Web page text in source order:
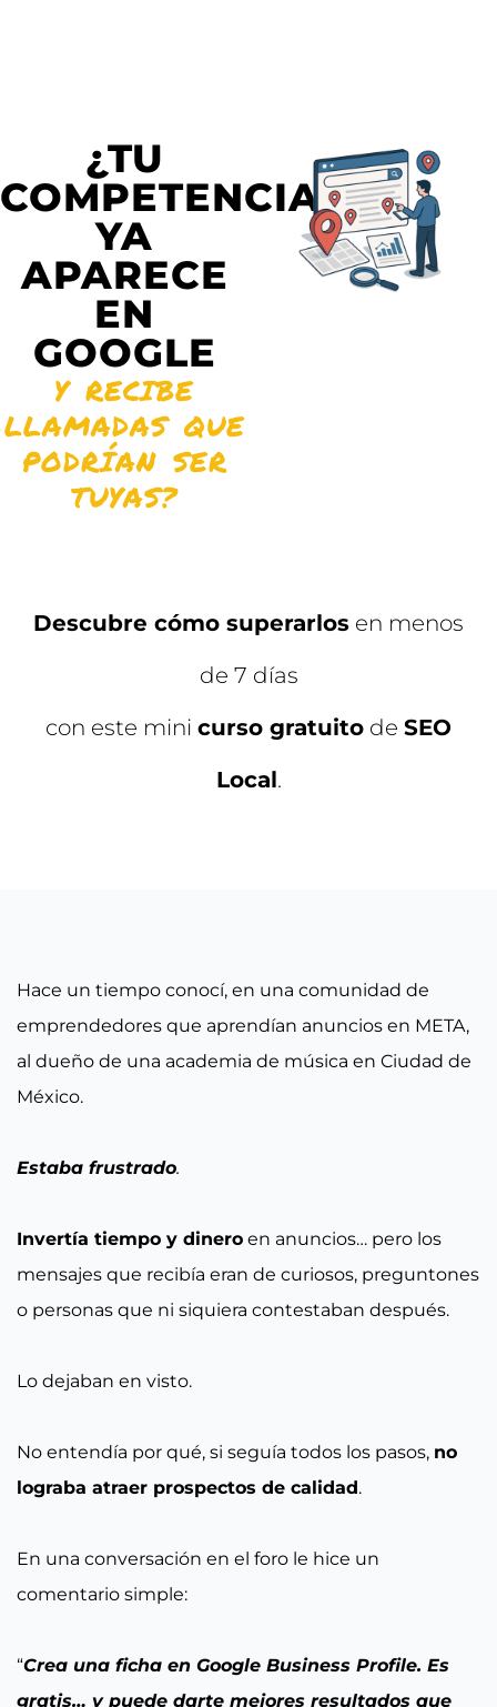
¿TU
COMPETENCIA
YA
APARECE
EN
GOOGLE
Y RECIBE
LLAMADAS QUE
PODRÍAN SER
TUYAS?
Descubre cómo superarlos en menos
de 7 días
con este mini curso gratuito de SEO
Local.
Hace un tiempo conocí, en una comunidad de
emprendedores que aprendían anuncios en META,
al dueño de una academia de música en Ciudad de
México.
Estaba frustrado.
Invertía tiempo y dinero en anuncios… pero los
mensajes que recibía eran de curiosos, preguntones
o personas que ni siquiera contestaban después.
Lo dejaban en visto.
No entendía por qué, si seguía todos los pasos, no
lograba atraer prospectos de calidad.
En una conversación en el foro le hice un
comentario simple:
“Crea una ficha en Google Business Profile. Es
gratis… y puede darte mejores resultados que